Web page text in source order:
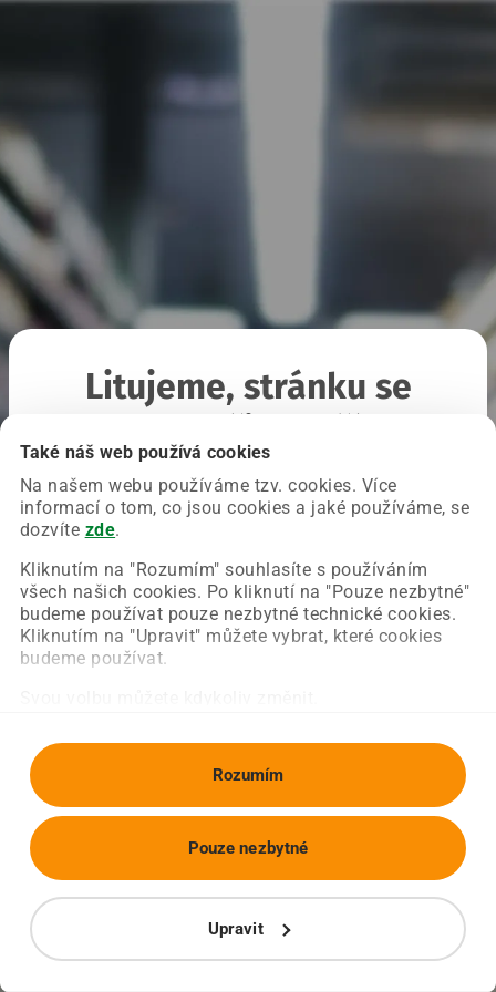
Také náš web používá cookies
Na našem webu používáme tzv. cookies. Více
informací o tom, co jsou cookies a jaké používáme, se
dozvíte zde.
Kliknutím na "Rozumím" souhlasíte s používáním
všech našich cookies. Po kliknutí na "Pouze nezbytné"
budeme používat pouze nezbytné technické cookies.
Kliknutím na "Upravit" můžete vybrat, které cookies
budeme používat.
Rozumím
Upravit
Pouze nezbytné
Litujeme, stránku se
Chyba nastala na naší straně a už ji opravujeme.
Zkuste prosím znovu načíst požadovanou stránku.
Obnovit stránku Úvodní strana